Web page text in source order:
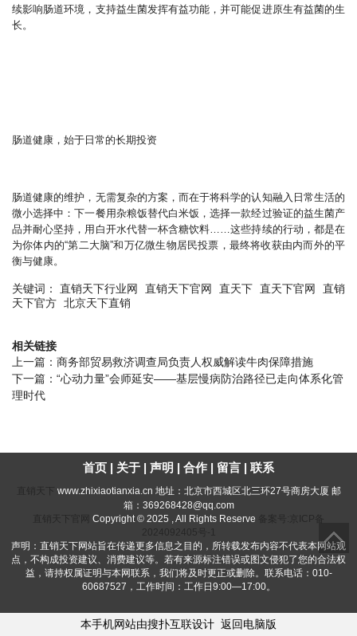
续影响肠道环境，支持益生菌发挥有益功能，并可能促进原生有益菌的生
长。
肠道健康，始于日常的长期投资
肠道健康的维护，无需复杂的方案，而在于将科学的认知融入日常生活的
微小选择中：下一餐用杂粮饭替代白米饭，选择一款经过验证的益生菌产
品并耐心坚持，用白开水代替一杯含糖饮料……这些持续的行动，都是在
为你体内的“第二大脑”和万亿微生物居民投票，最终将收获由内而外的平
衡与健康。
关键词： 直销天下行业网 直销天下官网 直天下 直天下官网
直销
天下官方 北京天下直销
相关链接
上一篇： 商务部贸易救济调查局负责人权威解读牛肉保障措施
下一篇： “心动力量”会师延安——基层慢病防治路径已走向体系化管
理时代
首页 关于 声明 合作 留言 联系
www.zhixiaotianxia.cn 地址：北京市西城区北三环27号商房大厦 邮
箱：369268428@qq.com
直销天下官网
Copyright © 2025 , All Rights Reserve
备案号:京ICP备
2024092405号-1
声明：直销天下网站旨在传递更多信息之目的，所转载发布内容不代表本网站观
点，不构成投资建议、消费建议等。若有来源标注错误或图文侵犯了您的合法权
益，请持权属证明与本网联系，我们将及时更正或删除。联系电话：010-
60687527，工作时间：工作日9:00—17:00。
本手机网站由搜扑互联设计 返回电脑版